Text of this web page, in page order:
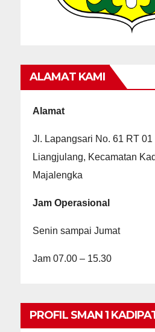
ALAMAT KAMI
Alamat
Jl. Lapangsari No. 61 RT
Liangjulang, Kecamatan
Majalengka
Jam Operasional
Senin sampai Jumat
Jam 07.00 – 15.30
PROFIL SMAN 1